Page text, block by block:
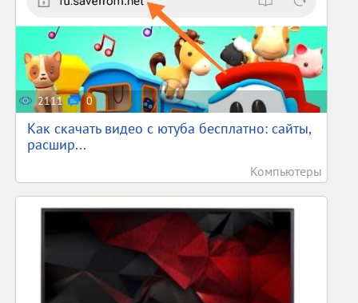
2111 0
Как скачать видео с ютуба бесплатно: сайты,
расшир...
Компьютеры